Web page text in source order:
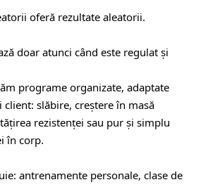
oferă rezultate aleatorii.
doar atunci când este regulat și
programe organizate, adaptate
slăbire, creștere în masă
rezistenței sau pur și simplu
în corp.
antrenamente personale, clase de